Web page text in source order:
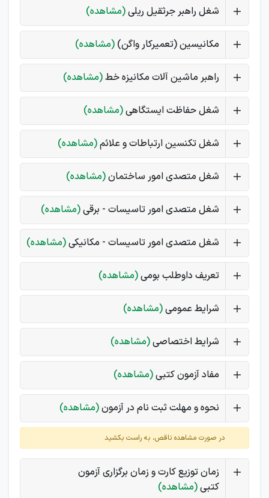
شغل راهبر جرثقیل ریلی(مشاهده)
مکانیسین (تعمیرکار واگن) (مشاهده)
راهبر ماشین آلات مکانیزه خط(مشاهده)
شغل حفاظت ایستگاهی(مشاهده)
شغل تکنسین ارتباطات و علائم(مشاهده)
شغل متصدی امور ساختمان(مشاهده)
شغل متصدی امور تاسیسات - برقی(مشاهده)
شغل متصدی امور تاسیسات - مکانیکی(مشاهده)
تعریف داوطلب بومی(مشاهده)
شرایط عمومی(مشاهده)
شرایط اختصاصی(مشاهده)
مفاد آزمون کتبی(مشاهده)
نحوه و مهلت ثبت نام در آزمون(مشاهده)
در صورت مشاهده ناقص، به راست بکشید
زمان توزیع کارت و زمان برگزاری آزمون
کتبی(مشاهده)